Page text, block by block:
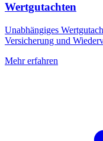
Wertgutachten
Unabhängiges
Versicherung und
Mehr erfahren